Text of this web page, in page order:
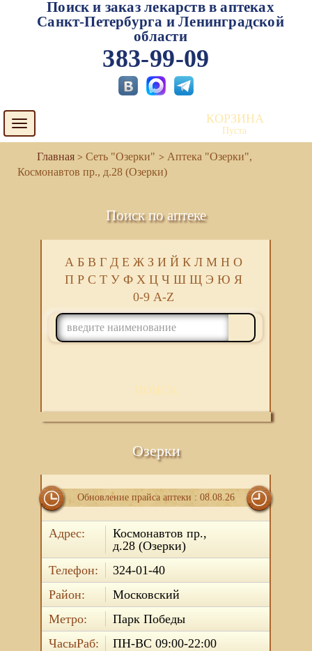
Поиск и заказ лекарств в аптеках
Санкт-Петербурга и Ленинградской
области
383-99-09
Toggle
navigation
КОРЗИНА
Пуста
Сеть "Озерки"
Аптека "Озерки",
Космонавтов пр., д.28 (Озерки)
Поиск по аптеке
А Б В Г Д Е Ж З И Й К Л М Н О
П Р С Т У Ф Х Ц Ч Ш Щ Э Ю Я
0-9 A-Z
ПОИСК
Озерки
Обновление прайса аптеки : 08.08.26
Адрес:
Космонавтов пр.,
д.28 (Озерки)
Телефон:
324-01-40
Район:
Московский
Метро:
Парк Победы
ЧасыРаб:
ПН-ВС 09:00-22:00